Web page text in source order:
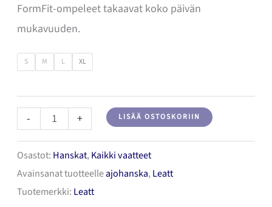
FormFit-ompeleet takaavat koko päivän
mukavuuden.
S M L XL
-
LEATT
MTB
4.0
Lite
+ LISÄÄ OSTOSKORIIN
Osastot: Hanskat, Kaikki vaatteet
Avainsanat tuotteelleajohanska, Leatt
Tuotemerkki: Leatt